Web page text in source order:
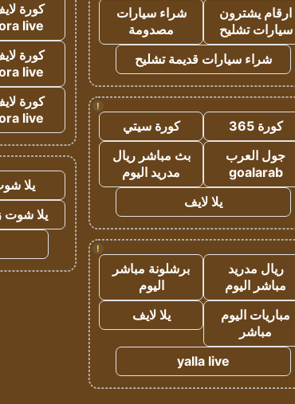
ارقام يشترون
سيارات تشليح
شراء سيارات
مصدومة
شراء سيارات قديمة تشليح
!
كورة 365
كورة سيتي
جول العرب
goalarab
بث مباشر ريال
مدريد اليوم
يلا لايف
!
ريال مدريد
مباشر اليوم
برشلونة مباشر
اليوم
مباريات اليوم
مباشر
يلا لايف
yalla live
كورة
live
كورة
live
كورة
live
يلا
يلا شوت